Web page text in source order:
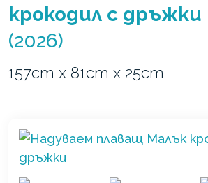
крокодил с дръжки
(2026)
157cm x 81cm x 25cm